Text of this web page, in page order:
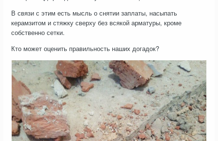
В связи с этим есть мысль о снятии заплаты, насыпать
керамзитом и стяжку сверху без всякой арматуры, кроме
собственно сетки.
Кто может оценить правильность наших догадок?